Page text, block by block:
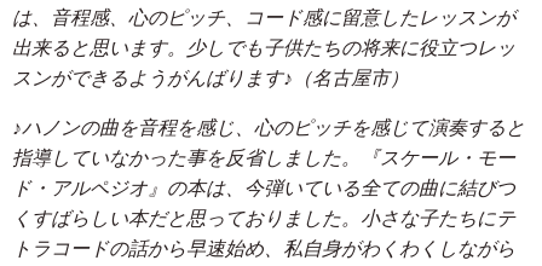
は、音程感、心のピッチ、コード感に留意したレッスンが
出来ると思います。少しでも子供たちの将来に役立つレッ
スンができるようがんばります♪（名古屋市）
♪ハノンの曲を音程を感じ、心のピッチを感じて演奏すると
指導していなかった事を反省しました。『スケール・モー
ド・アルペジオ』の本は、今弾いている全ての曲に結びつ
くすばらしい本だと思っておりました。小さな子たちにテ
トラコードの話から早速始め、私自身がわくわくしながら